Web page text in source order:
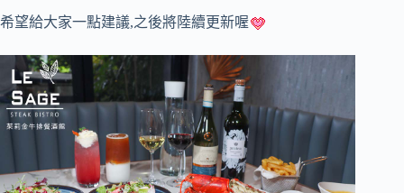
希望給大家一點建議,之後將陸續更新喔